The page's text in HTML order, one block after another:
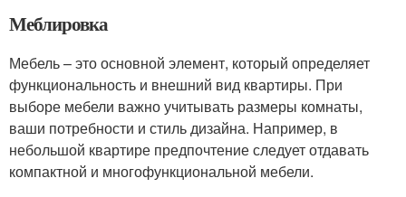
Меблировка
Мебель – это основной элемент, который определяет
функциональность и внешний вид квартиры. При
выборе мебели важно учитывать размеры комнаты,
ваши потребности и стиль дизайна. Например, в
небольшой квартире предпочтение следует отдавать
компактной и многофункциональной мебели.